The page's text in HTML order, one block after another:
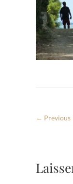
← Previous